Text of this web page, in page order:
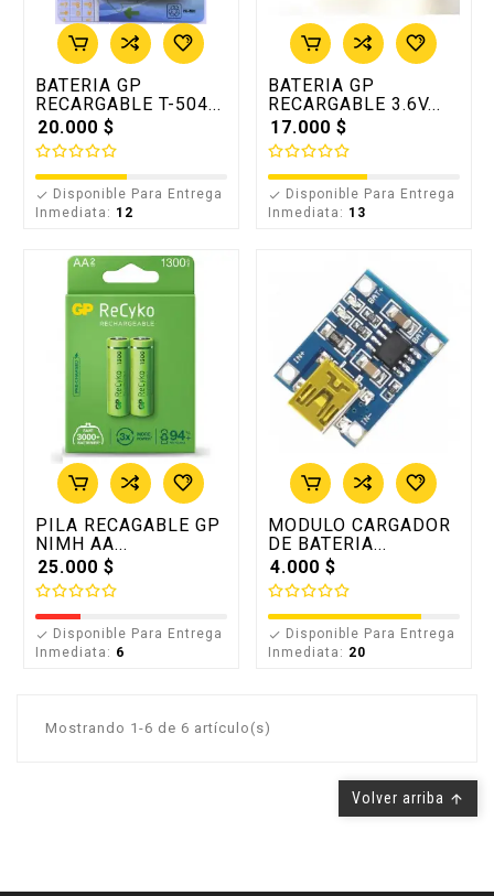
BATERIA GP
RECARGABLE T-504...
20.000 $
 Disponible Para Entrega
Inmediata: 12
BATERIA GP
RECARGABLE 3.6V...
17.000 $
 Disponible Para Entrega
Inmediata: 13
PILA RECAGABLE GP
NIMH AA...
25.000 $
 Disponible Para Entrega
Inmediata: 6
MODULO CARGADOR
DE BATERIA...
4.000 $
 Disponible Para Entrega
Inmediata: 20
Mostrando 1-6 de 6 artículo(s)
Volver arriba 